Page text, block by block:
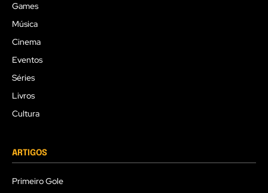
Games
Música
Cinema
Eventos
Séries
Livros
Cultura
ARTIGOS
Primeiro Gole